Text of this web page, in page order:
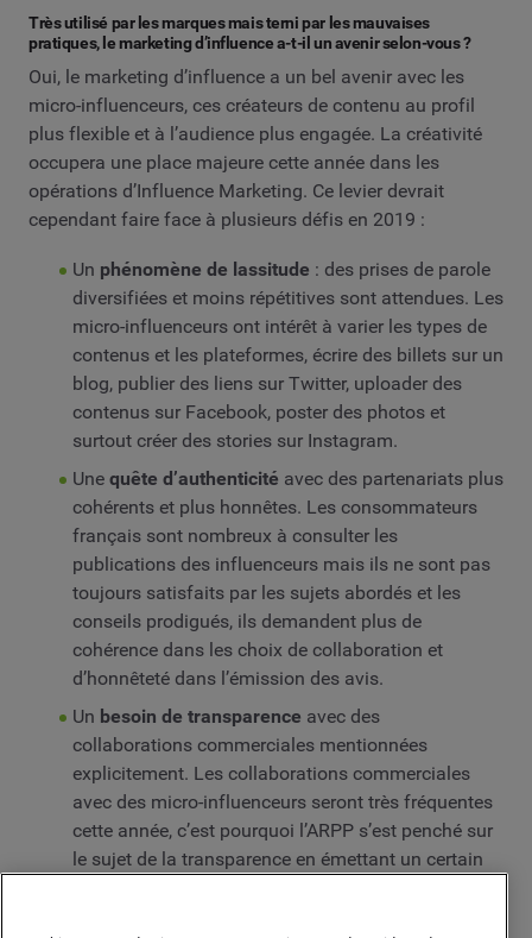
Très utilisé par les marques mais terni par les mauvaises
pratiques, le marketing d’influence a-t-il un avenir selon-vous ?
Oui, le marketing d’influence a un bel avenir avec les
micro-influenceurs, ces créateurs de contenu au profil
plus flexible et à l’audience plus engagée. La créativité
occupera une place majeure cette année dans les
opérations d’Influence Marketing. Ce levier devrait
cependant faire face à plusieurs défis en 2019 :
Un phénomène de lassitude : des prises de parole
diversifiées et moins répétitives sont attendues. Les
micro-influenceurs ont intérêt à varier les types de
contenus et les plateformes, écrire des billets sur un
blog, publier des liens sur Twitter, uploader des
contenus sur Facebook, poster des photos et
surtout créer des stories sur Instagram.
Une quête d’authenticité avec des partenariats plus
cohérents et plus honnêtes. Les consommateurs
français sont nombreux à consulter les
publications des influenceurs mais ils ne sont pas
toujours satisfaits par les sujets abordés et les
conseils prodigués, ils demandent plus de
cohérence dans les choix de collaboration et
d’honnêteté dans l’émission des avis.
Un besoin de transparence avec des
collaborations commerciales mentionnées
explicitement. Les collaborations commerciales
avec des micro-influenceurs seront très fréquentes
cette année, c’est pourquoi l’ARPP s’est penché sur
le sujet de la transparence en émettant un certain